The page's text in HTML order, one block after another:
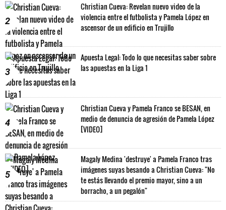
2
Christian Cueva: Revelan nuevo video de la
violencia entre el futbolista y Pamela López en
ascensor de un edificio en Trujillo
3
Apuesta Legal: Todo lo que necesitas saber sobre
las apuestas en la Liga 1
4
Christian Cueva y Pamela Franco se BESAN, en
medio de denuncia de agresión de Pamela López
[VIDEO]
5
Magaly Medina 'destruye' a Pamela Franco tras
imágenes suyas besando a Christian Cueva: "No
te estás llevando el premio mayor, sino a un
borracho, a un pegalón"